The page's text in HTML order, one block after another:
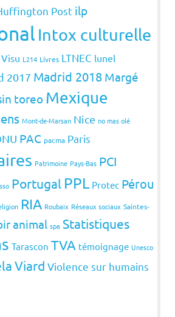
Post ilp
Intox culturelle
L214 Livres LTNEC lunel
2017 Madrid 2018 Margé
toreo Mexique
Mont-de-Marsan Nice no mas olé
PAC pacma Paris
Patrimoine Pays-Bas PCI
Portugal PPL Protec Pérou
RIA Roubaix Réseaux sociaux Saintes-
animal spa Statistiques
Tarascon TVA témoignage Unesco
Viard Violence sur humains